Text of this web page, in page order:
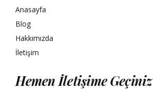
Anasayfa
Blog
Hakkımızda
İletişim
Hemen İletişime Geçiniz